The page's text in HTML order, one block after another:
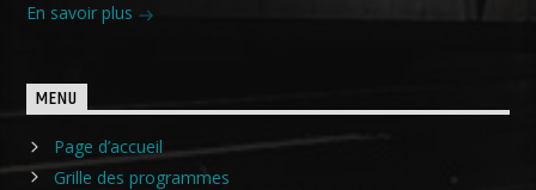
En savoir plus
MENU
Page d’accueil
Grille des programmes